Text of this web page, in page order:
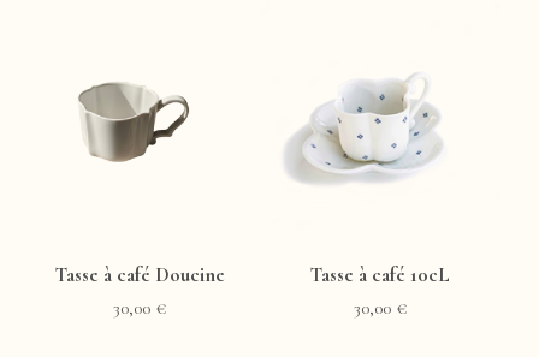
Tasse à café Doucine
30,00 €
Tasse à café 10cL
30,00 €